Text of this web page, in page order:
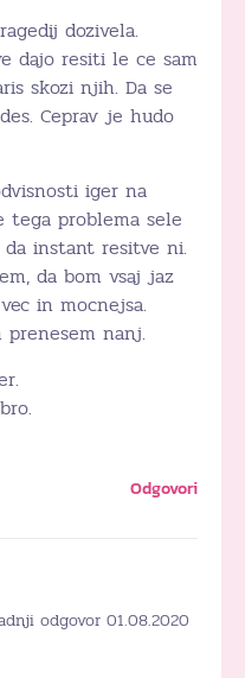
dozivela.
dajo resiti le ce sam
skozi njih. Da se
Ceprav je hudo
iger na
problema sele
da instant resitve ni.
da bom vsaj jaz
in mocnejsa.
nanj.
Odgovori
odgovor 01.08.2020